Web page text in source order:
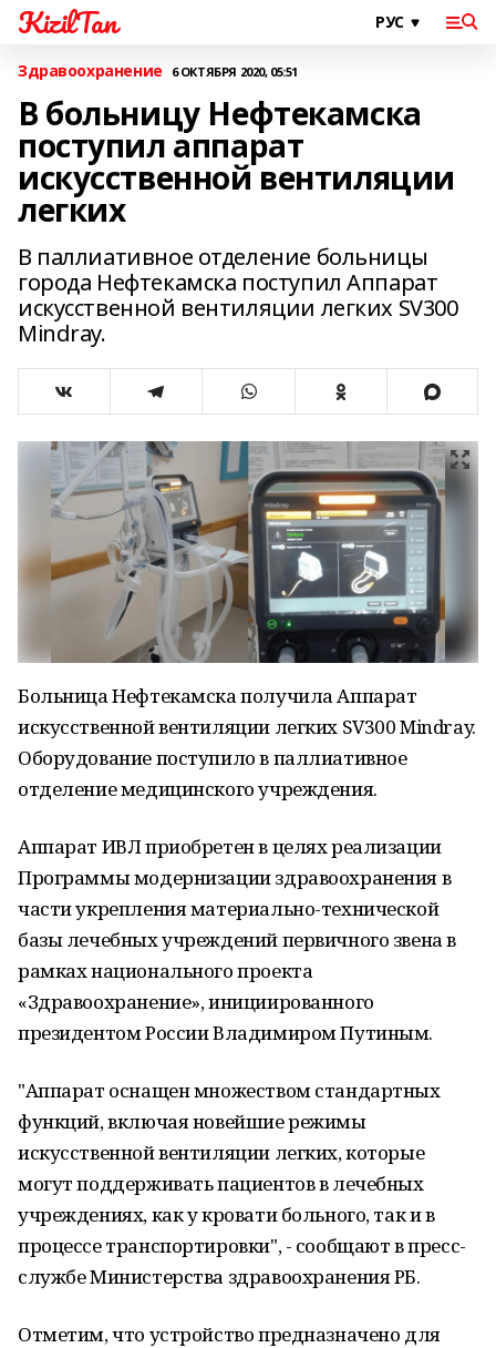
KizilTan
Здравоохранение 6 ОКТЯБРЯ 2020, 05:51
В больницу Нефтекамска
поступил аппарат
искусственной вентиляции
легких
В паллиативное отделение больницы
города Нефтекамска поступил Аппарат
искусственной вентиляции легких SV300
Mindray.
Больница Нефтекамска получила Аппарат
искусственной вентиляции легких SV300 Mindray.
Оборудование поступило в паллиативное
отделение медицинского учреждения.
Аппарат ИВЛ приобретен в целях реализации
Программы модернизации здравоохранения в
части укрепления материально-технической
базы лечебных учреждений первичного звена в
рамках национального проекта
«Здравоохранение», инициированного
президентом России Владимиром Путиным.
"Аппарат оснащен множеством стандартных
функций, включая новейшие режимы
искусственной вентиляции легких, которые
могут поддерживать пациентов в лечебных
учреждениях, как у кровати больного, так и в
процессе транспортировки", - сообщают в пресс-
службе Министерства здравоохранения РБ.
Отметим, что устройство предназначено для